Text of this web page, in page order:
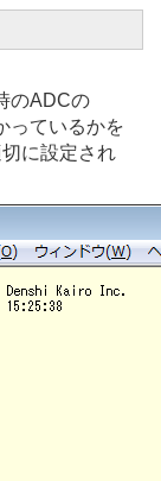
のADCの
っているかを
に設定され